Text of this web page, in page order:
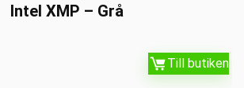
Intel XMP – Grå
Till butiken